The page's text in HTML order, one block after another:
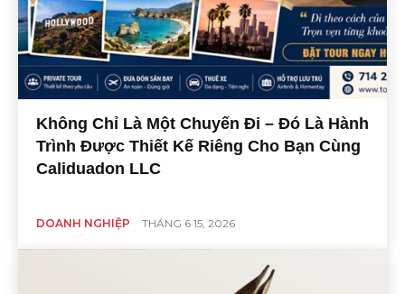
Không Chỉ Là Một Chuyến Đi – Đó Là Hành
Trình Được Thiết Kế Riêng Cho Bạn Cùng
Caliduadon LLC
DOANH NGHIỆP THÁNG 6 15, 2026